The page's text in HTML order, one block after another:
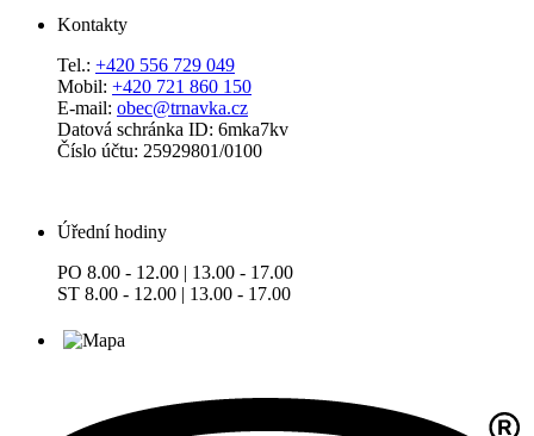
Kontakty
Tel.: +420 556 729 049
Mobil: +420 721 860 150
E-mail: obec@trnavka.cz
Datová schránka ID: 6mka7kv
Číslo účtu: 25929801/0100
Úřední hodiny
PO 8.00 - 12.00 | 13.00 - 17.00
ST 8.00 - 12.00 | 13.00 - 17.00